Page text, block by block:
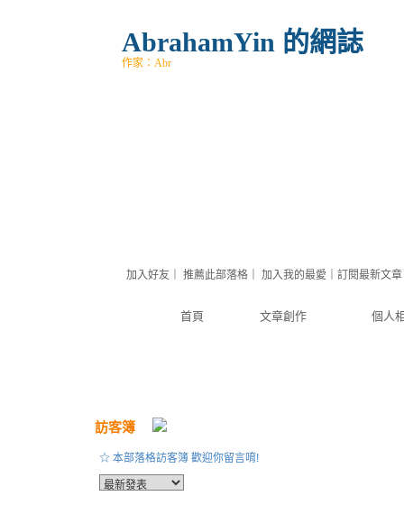
AbrahamYin 的網誌
首頁 文章創作 個人
加入好友 推薦此部落格 加入我的最愛 訂閱最新文章
作家：Abr
訪客簿
☆ 本部落格訪客簿 歡迎你留言唷!